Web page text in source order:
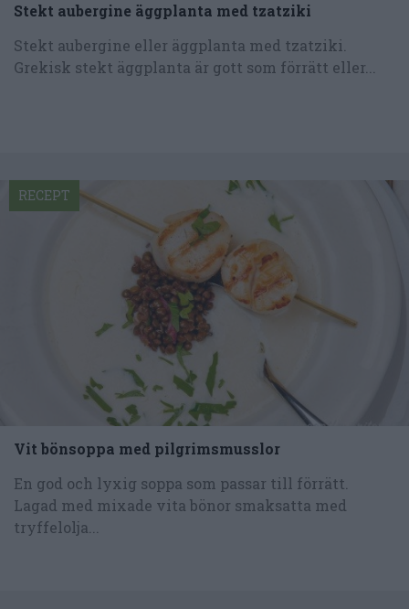
Stekt aubergine äggplanta med tzatziki
Stekt aubergine eller äggplanta med tzatziki.
Grekisk stekt äggplanta är gott som förrätt eller...
Vit bönsoppa med pilgrimsmusslor
En god och lyxig soppa som passar till förrätt.
Lagad med mixade vita bönor smaksatta med
tryffelolja...
RECEPT